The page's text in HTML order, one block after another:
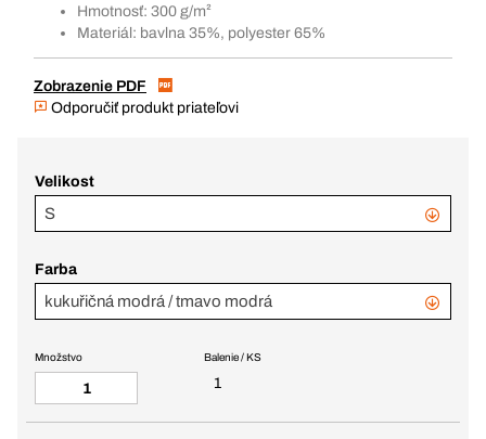
Hmotnosť: 300 g/m²
Materiál: bavlna 35%, polyester 65%
Zobrazenie PDF
Odporučiť produkt priateľovi
Velikost
S
Farba
kukuřičná modrá / tmavo modrá
Balenie / KS
1
Množstvo